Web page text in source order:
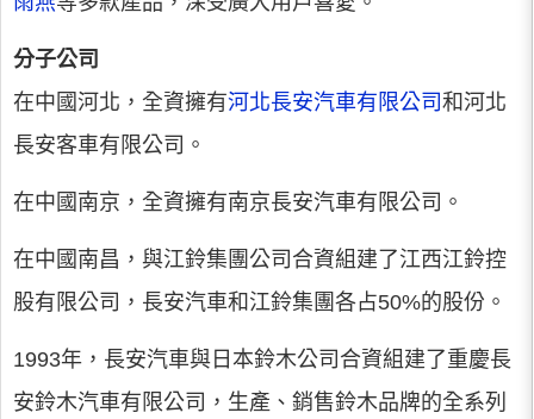
分子公司
在中國河北，全資擁有河北長安汽車有限公司 和河北
長安客車有限公司。
在中國南京，全資擁有南京長安汽車有限公司。
在中國南昌，與江鈴集團公司合資組建了江西江鈴控
股有限公司，長安汽車和江鈴集團各占50%的股份。
1993年，長安汽車與日本鈴木公司合資組建了重慶長
安鈴木汽車有限公司，生產、銷售鈴木品牌的全系列